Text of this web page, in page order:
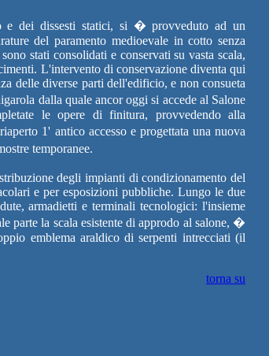
e dei dissesti statici, si � provveduto ad un
del paramento medioevale in cotto senza
stati consolidati e conservati su vasta scala,
L'intervento di conservazione diventa qui
delle diverse parti dell'edificio, e non consueta
dalla quale ancor oggi si accede al Salone
le opere di finitura, provvedendo alla
1' antico accesso e progettata una nuova
temporanee.
degli impianti di condizionamento del
e per esposizioni pubbliche. Lungo le due
armadietti e terminali tecnologici: l'insieme
parte la scala esistente di approdo al salone, �
emblema araldico di serpenti intrecciati (il
torna su